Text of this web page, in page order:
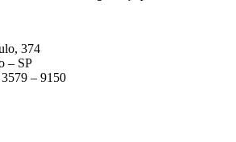
374
– SP
– 9150